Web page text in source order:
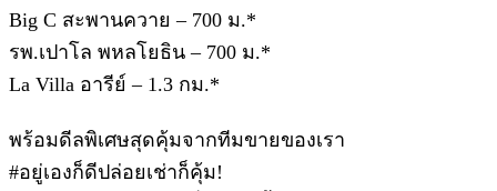
Big C สะพานควาย – 700 ม.*
รพ.เปาโล พหลโยธิน – 700 ม.*
La Villa อารีย์ – 1.3 กม.*
พร้อมดีลพิเศษสุดคุ้มจากทีมขายของเรา
#อยู่เองก็ดีปล่อยเช่าก็คุ้ม!